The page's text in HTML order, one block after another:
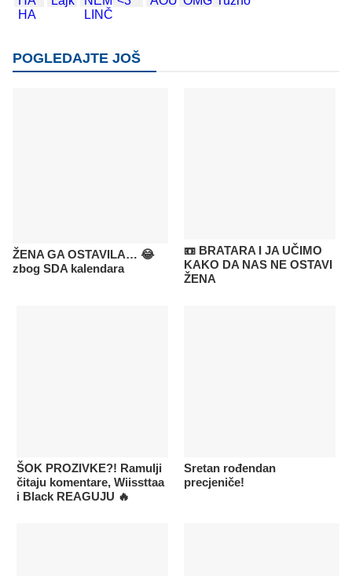
POGLEDAJTE JOŠ
ŽENA GA OSTAVILA… 😂
zbog SDA kalendara
📼 BRATARA I JA UČIMO
KAKO DA NAS NE OSTAVI
ŽENA
ŠOK PROZIVKE?! Ramulji
čitaju komentare, Wiissttaa
i Black REAGUJU 🔥
Sretan rođendan
precjeniče!